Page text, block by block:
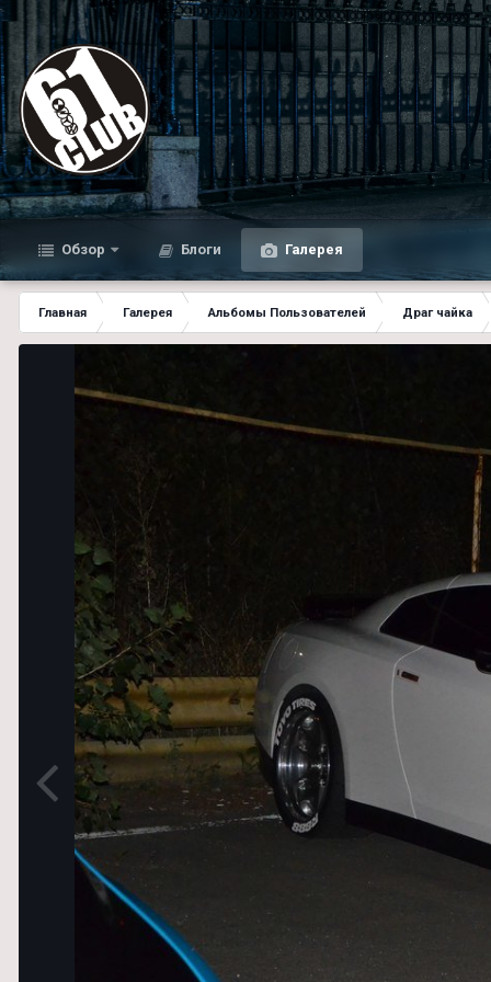
Обзор Блоги Галерея
Главная Галерея Альбомы Пользователей Драг чайка